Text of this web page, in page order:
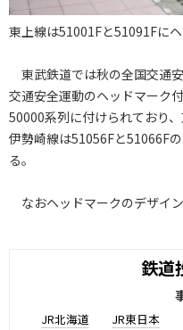
東上線は51001Fと51091Fにヘ
東武鉄道では秋の全国交通
交通安全運動のヘッドマーク
50000系列に付けられており
伊勢崎線は51056Fと51066F
る。
なおヘッドマークのデザイ
鉄道
JR北海道 JR東日本